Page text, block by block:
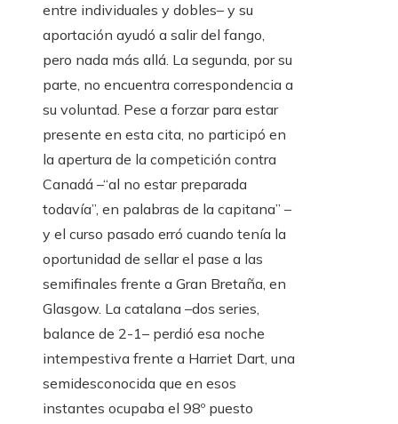
entre individuales y dobles– y su
aportación ayudó a salir del fango,
pero nada más allá. La segunda, por su
parte, no encuentra correspondencia a
su voluntad. Pese a forzar para estar
presente en esta cita, no participó en
la apertura de la competición contra
Canadá –“al no estar preparada
todavía”, en palabras de la capitana” –
y el curso pasado erró cuando tenía la
oportunidad de sellar el pase a las
semifinales frente a Gran Bretaña, en
Glasgow. La catalana –dos series,
balance de 2-1– perdió esa noche
intempestiva frente a Harriet Dart, una
semidesconocida que en esos
instantes ocupaba el 98º puesto